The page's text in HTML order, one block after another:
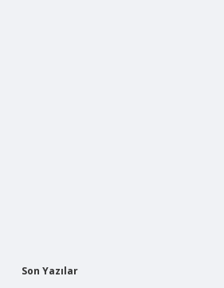
Son Yazılar